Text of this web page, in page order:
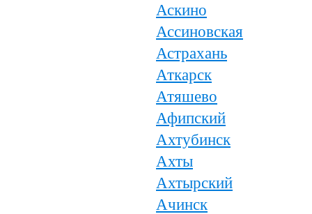
Аскино
Ассиновская
Астрахань
Аткарск
Атяшево
Афипский
Ахтубинск
Ахты
Ахтырский
Ачинск